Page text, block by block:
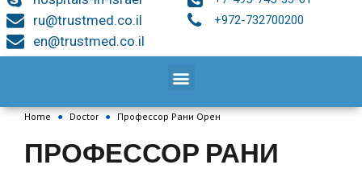
ru@trustmed.co.il
en@trustmed.co.il
+972-732700200
Home ● Doctor ● Профессор Рани Орен
ПРОФЕССОР РАНИ